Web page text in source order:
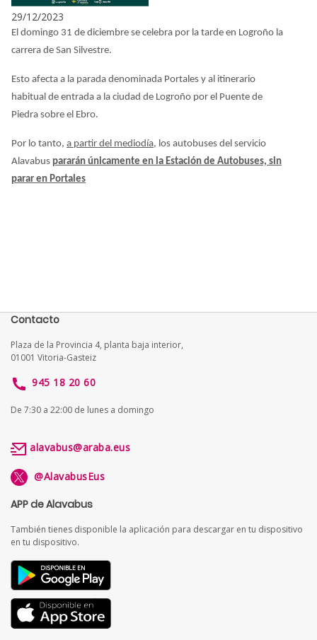
29/12/2023
El domingo 31 de diciembre se celebra por la tarde en Logroño la
carrera de San Silvestre.
Esto afecta a la parada denominada Portales y al itinerario
habitual de entrada a la ciudad de Logroño por el Puente de
Piedra sobre el Ebro.
Por lo tanto, a partir del mediodía, los autobuses del servicio
Alavabus pararán únicamente en la Estación de Autobuses, sin
parar en Portales
Contacto
Plaza de la Provincia 4, planta baja interior,
01001 Vitoria-Gasteiz
945 18 20 60
De 7:30 a 22:00 de lunes a domingo
alavabus@araba.eus
@AlavabusEus
APP de Alavabus
También tienes disponible la aplicación para descargar en tu dispositivo
en tu dispositivo.